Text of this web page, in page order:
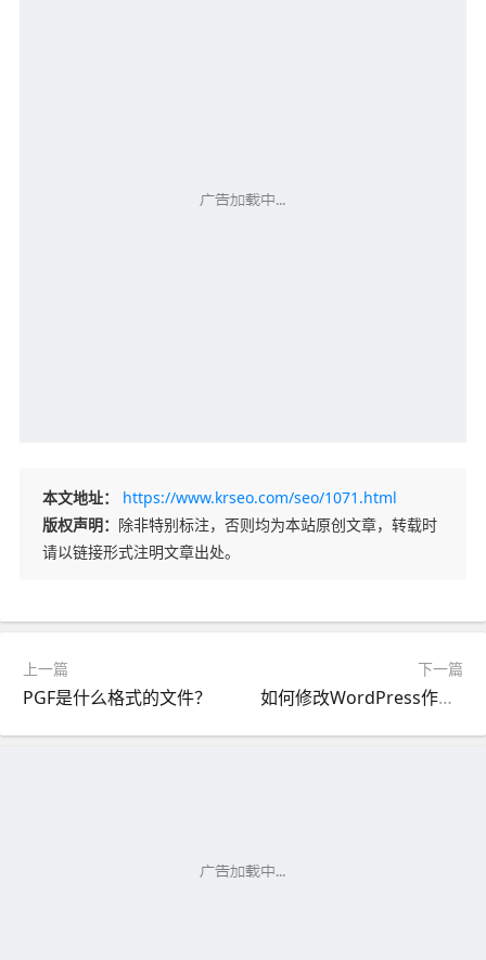
本文地址：
https://www.krseo.com/seo/1071.html
版权声明： 除非特别标注，否则均为本站原创文章，转载时
请以链接形式注明文章出处。
上一篇
PGF是什么格式的文件？
下一篇
如何修改WordPress作者页的URL Slug和Base